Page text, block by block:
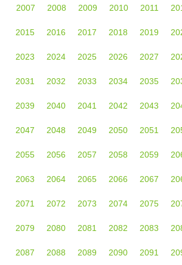
2007 2008 2009 2010 2011
2015 2016 2017 2018 2019
2023 2024 2025 2026 2027
2031 2032 2033 2034 2035
2039 2040 2041 2042 2043
2047 2048 2049 2050 2051
2055 2056 2057 2058 2059
2063 2064 2065 2066 2067
2071 2072 2073 2074 2075
2079 2080 2081 2082 2083
2087 2088 2089 2090 2091